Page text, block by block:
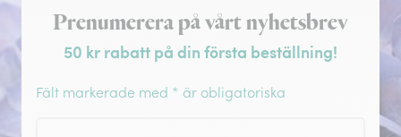
Registrera dig för nyhetsbrev
Prenumerera på vårt nyhetsbrev
50 kr rabatt på din första beställning!
Fält markerade med * är obligatoriska